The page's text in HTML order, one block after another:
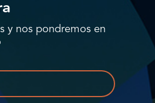
y nos pondremos en